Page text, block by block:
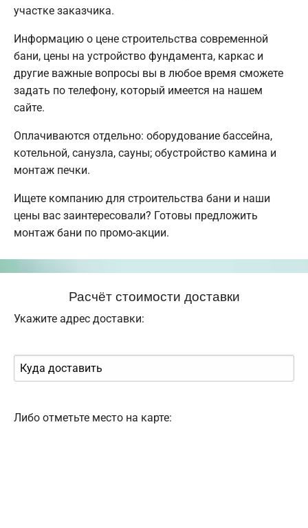
участке заказчика.
Информацию о цене строительства современной
бани, цены на устройство фундамента, каркас и
другие важные вопросы вы в любое время сможете
задать по телефону, который имеется на нашем
сайте.
Оплачиваются отдельно: оборудование бассейна,
котельной, санузла, сауны; обустройство камина и
монтаж печки.
Ищете компанию для строительства бани и наши
цены вас заинтересовали? Готовы предложить
монтаж бани по промо-акции.
Расчёт стоимости доставки
Укажите адрес доставки:
Либо отметьте место на карте: